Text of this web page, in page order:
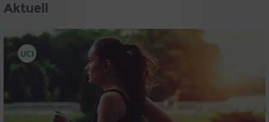
Aktuell